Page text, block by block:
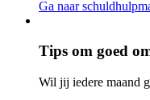
Ga naar
Tips om goed
Wil jij iedere maand